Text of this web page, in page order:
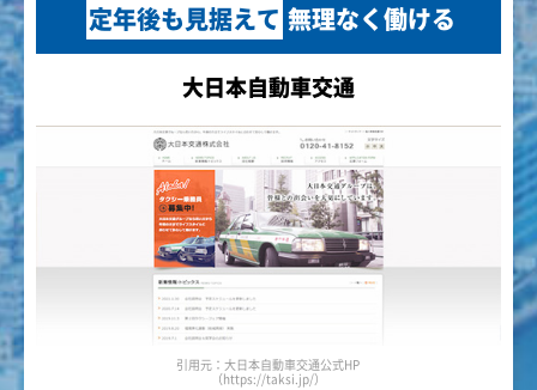
定年後も見据えて 無理なく働ける
大日本自動車交通
引用元：大日本自動車交通公式HP
（https://taksi.jp/）